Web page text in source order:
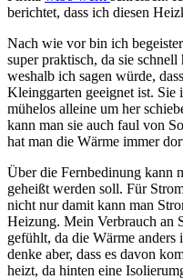
berichtet, dass ich diesen
Nach wie vor bin ich
super praktisch, da sie
weshalb ich sagen würde,
Kleinggarten geeignet ist. Sie
mühelos alleine um her
kann man sie auch faul von
hat man die Wärme immer
Über die Fernbedinung kann
geheißt werden soll. Für
nicht nur damit kann man
Heizung. Mein Verbrauch an
gefühlt, da die Wärme anders
denke aber, dass es davon
heizt, da hinten eine